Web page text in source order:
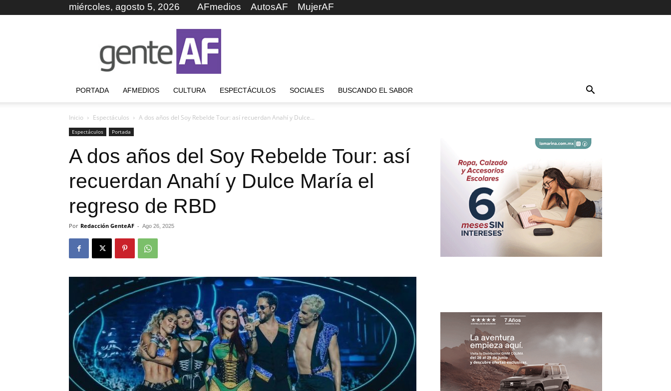
miércoles, agosto 5, 2026 AFmedios AutosAF MujerAF
PORTADA AFMEDIOS CULTURA ESPECTÁCULOS SOCIALES BUSCANDO EL SABOR
Inicio Espectáculos A dos años del Soy Rebelde Tour: así recuerdan Anahí y Dulce...
Espectáculos Portada
A dos años del Soy Rebelde Tour: así
recuerdan Anahí y Dulce María el
regreso de RBD
Por Redacción GenteAF - Ago 26, 2025